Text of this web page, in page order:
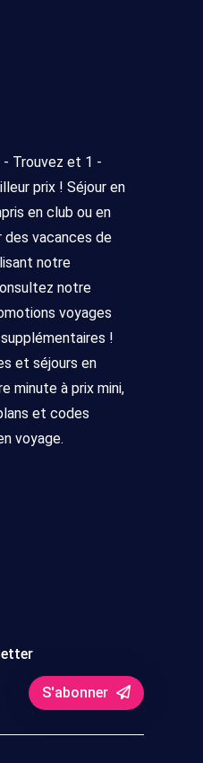
- Trouvez et 1 -
prix ! Séjour en
en club ou en
des vacances de
notre
notre
voyages
!
et séjours en
minute à prix mini,
et codes
voyage.
S'abonner